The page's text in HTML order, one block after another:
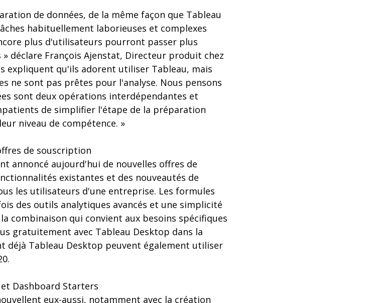
de données, de la même façon que Tableau
habituellement laborieuses et complexes
plus d'utilisateurs pourront passer plus
déclare François Ajenstat, Directeur produit chez
expliquent qu'ils adorent utiliser Tableau, mais
ne sont pas prêtes pour l'analyse. Nous pensons
sont deux opérations interdépendantes et
de simplifier l'étape de la préparation
niveau de compétence. »
de souscription
annoncé aujourd'hui de nouvelles offres de
existantes et des nouveautés de
les utilisateurs d'une entreprise. Les formules
des outils analytiques avancés et une simplicité
combinaison qui convient aux besoins spécifiques
gratuitement avec Tableau Desktop dans la
déjà Tableau Desktop peuvent également utiliser
Dashboard Starters
eux-aussi, notamment avec la création